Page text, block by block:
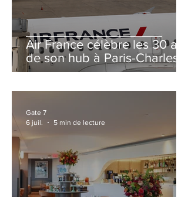
Air France célèbre les 30 ans
de son hub à Paris-Charles
de Gaulle
Gate 7
6 juil.
5 min de lecture